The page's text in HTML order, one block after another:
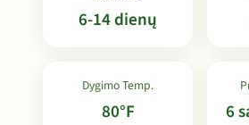
6-14 dienų
Dygimo Temp.
80°F
6